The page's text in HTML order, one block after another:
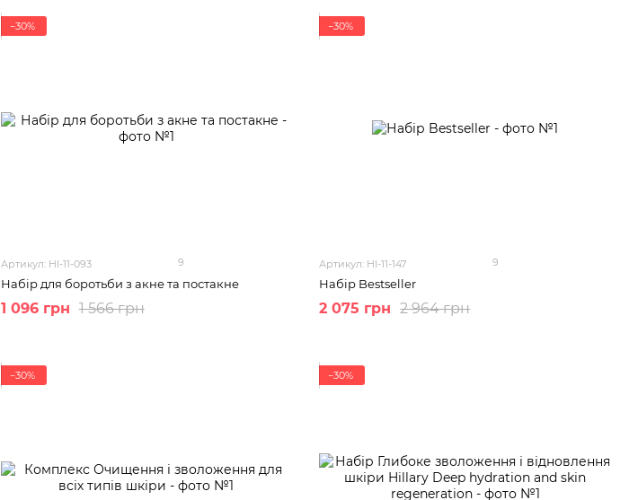
−30%
Артикул: HI-11-093 9
Набір для боротьби з акне та постакне
1 566 грн
1 096 грн
−30%
Артикул: HI-11-147 9
Набір Bestseller
2 964 грн
2 075 грн
−30% −30%